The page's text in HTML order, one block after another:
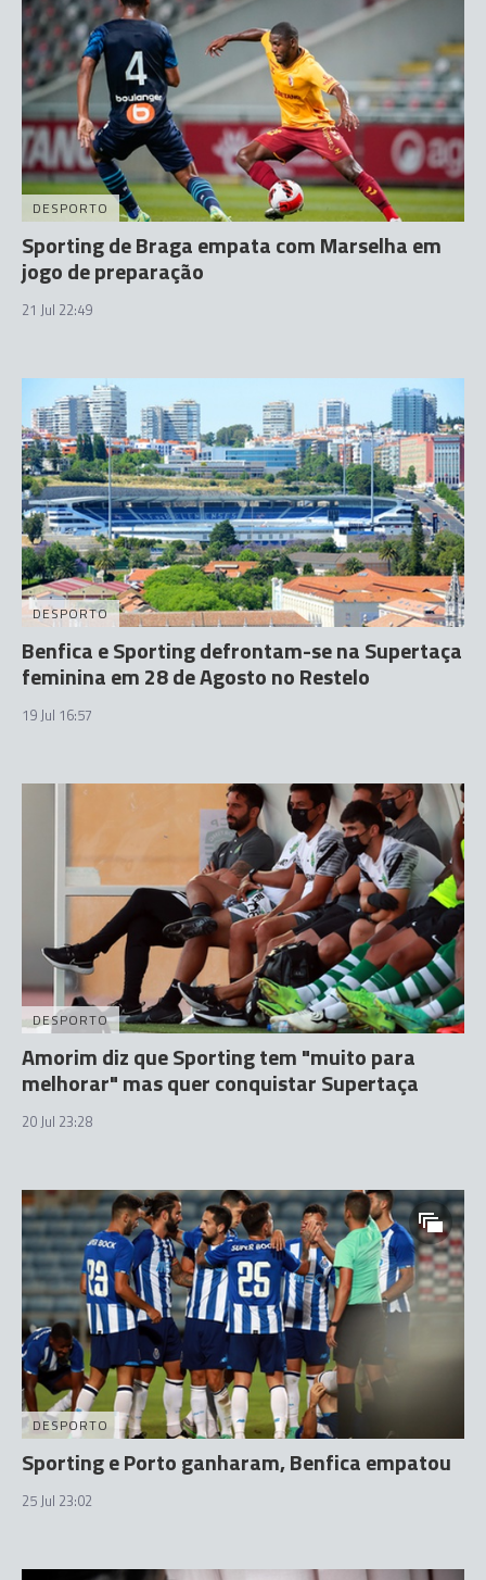
DESPORTO
Sporting de Braga empata com Marselha em
jogo de preparação
21 Jul 22:49
DESPORTO
Benfica e Sporting defrontam-se na Supertaça
feminina em 28 de Agosto no Restelo
19 Jul 16:57
DESPORTO
Amorim diz que Sporting tem "muito para
melhorar" mas quer conquistar Supertaça
20 Jul 23:28
DESPORTO
Sporting e Porto ganharam, Benfica empatou
25 Jul 23:02